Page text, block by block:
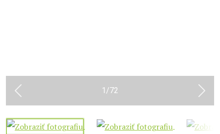
Previous Next
1 /72